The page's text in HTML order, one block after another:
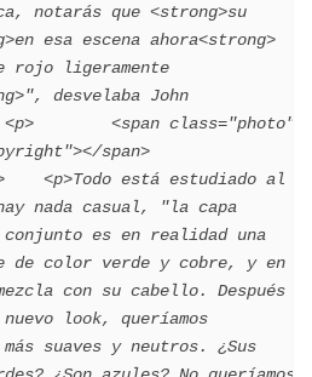
notarás que <strong>su
esa escena ahora<strong>
rojo ligeramente
desvelaba John
<span class="photo">
span>
<p>Todo está estudiado al
nada casual, "la capa
es en realidad una
color verde y cobre, y en
con su cabello. Después
look, queríamos
suaves y neutros. ¿Sus